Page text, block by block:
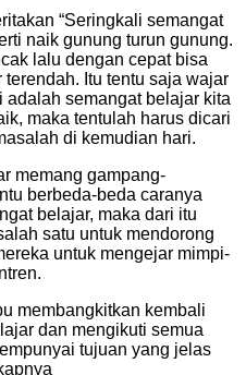
“Seringkali semangat
naik gunung turun gunung.
lalu dengan cepat bisa
Itu tentu saja wajar
semangat belajar kita
maka tentulah harus dicari
di kemudian hari.
memang gampang-
berbeda-beda caranya
belajar, maka dari itu
satu untuk mendorong
untuk mengejar mimpi-
membangkitkan kembali
dan mengikuti semua
tujuan yang jelas